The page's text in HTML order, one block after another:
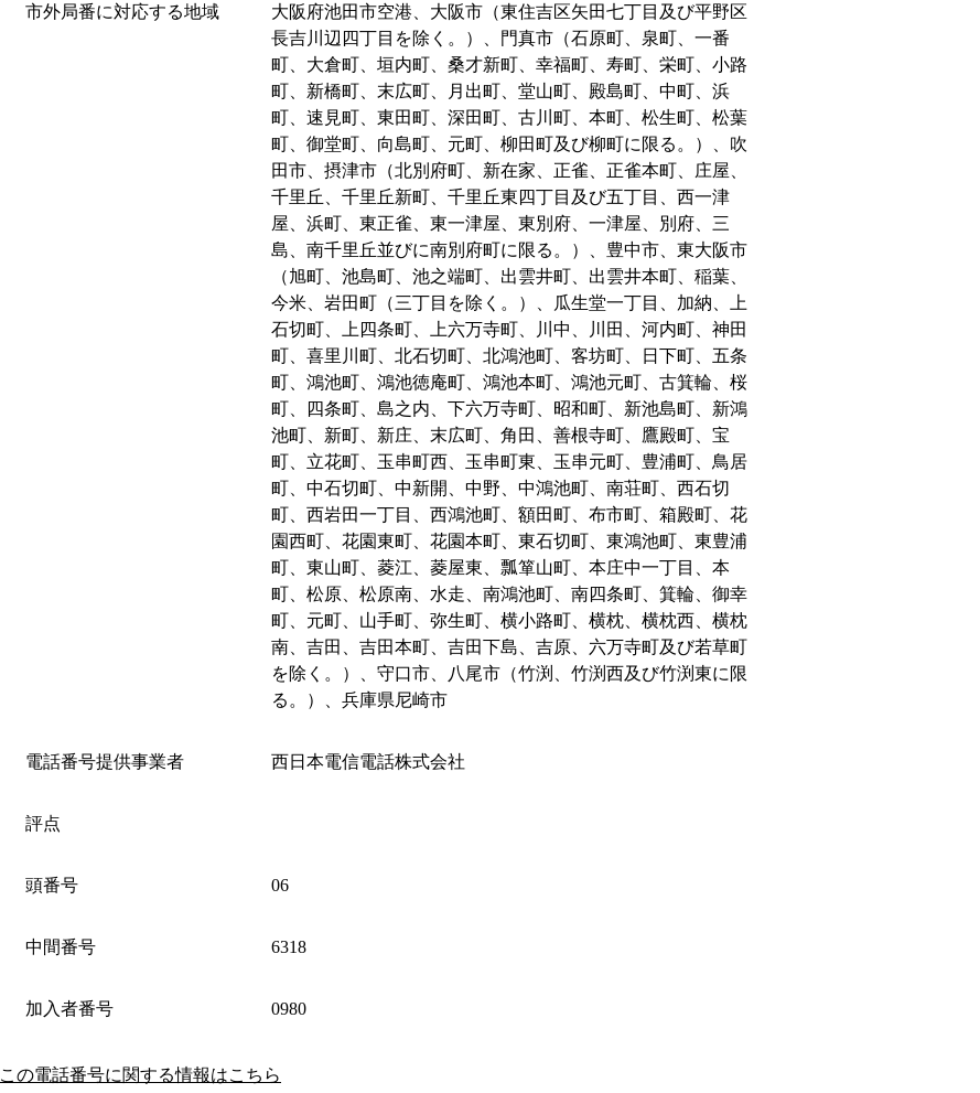
市外局番に対応する地域
大阪府池田市空港、大阪市（東住吉区矢田七丁目及び平野区
長吉川辺四丁目を除く。）、門真市（石原町、泉町、一番
町、大倉町、垣内町、桑才新町、幸福町、寿町、栄町、小路
町、新橋町、末広町、月出町、堂山町、殿島町、中町、浜
町、速見町、東田町、深田町、古川町、本町、松生町、松葉
町、御堂町、向島町、元町、柳田町及び柳町に限る。）、吹
田市、摂津市（北別府町、新在家、正雀、正雀本町、庄屋、
千里丘、千里丘新町、千里丘東四丁目及び五丁目、西一津
屋、浜町、東正雀、東一津屋、東別府、一津屋、別府、三
島、南千里丘並びに南別府町に限る。）、豊中市、東大阪市
（旭町、池島町、池之端町、出雲井町、出雲井本町、稲葉、
今米、岩田町（三丁目を除く。）、瓜生堂一丁目、加納、上
石切町、上四条町、上六万寺町、川中、川田、河内町、神田
町、喜里川町、北石切町、北鴻池町、客坊町、日下町、五条
町、鴻池町、鴻池徳庵町、鴻池本町、鴻池元町、古箕輪、桜
町、四条町、島之内、下六万寺町、昭和町、新池島町、新鴻
池町、新町、新庄、末広町、角田、善根寺町、鷹殿町、宝
町、立花町、玉串町西、玉串町東、玉串元町、豊浦町、鳥居
町、中石切町、中新開、中野、中鴻池町、南荘町、西石切
町、西岩田一丁目、西鴻池町、額田町、布市町、箱殿町、花
園西町、花園東町、花園本町、東石切町、東鴻池町、東豊浦
町、東山町、菱江、菱屋東、瓢箪山町、本庄中一丁目、本
町、松原、松原南、水走、南鴻池町、南四条町、箕輪、御幸
町、元町、山手町、弥生町、横小路町、横枕、横枕西、横枕
南、吉田、吉田本町、吉田下島、吉原、六万寺町及び若草町
を除く。）、守口市、八尾市（竹渕、竹渕西及び竹渕東に限
る。）、兵庫県尼崎市
電話番号提供事業者 西日本電信電話株式会社
評点
頭番号 06
中間番号 6318
加入者番号 0980
この電話番号に関する情報はこちら